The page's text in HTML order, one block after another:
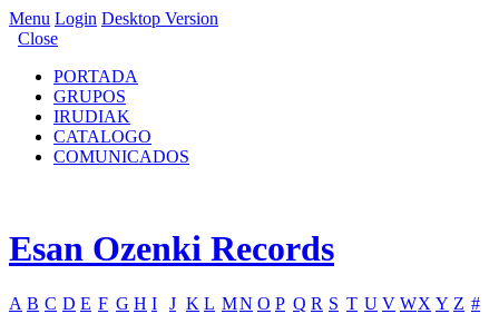
Menu Login Desktop Version
Close
PORTADA
GRUPOS
IRUDIAK
CATALOGO
COMUNICADOS
Esan Ozenki Records
A B C D E F G H I J K L MN O P Q R S T U V WX Y Z #